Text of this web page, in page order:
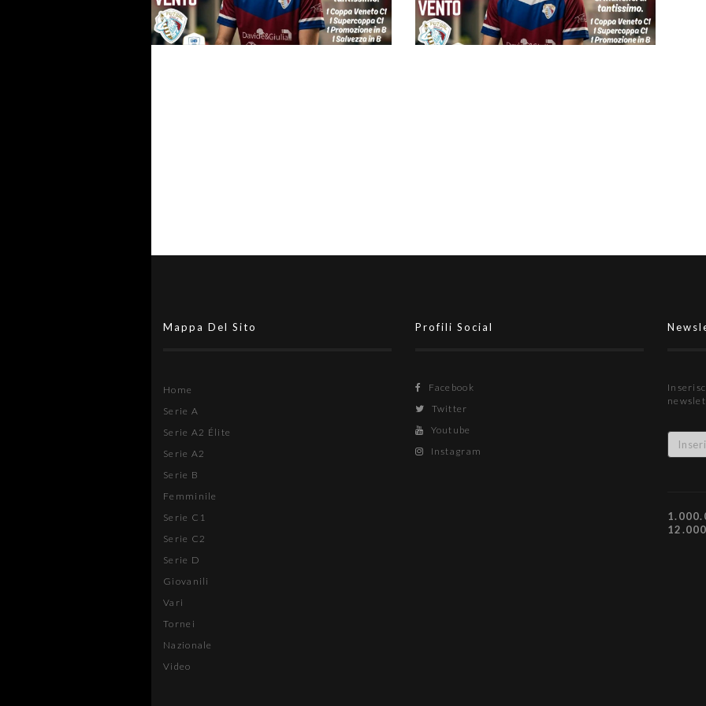
entry per lo Jesolo: preso Joshua
Quarta
panchina a Giuseppe Criscuolo.
Presentato anche il suo staff
Mappa Del Sito
Home
Serie A
Serie A2 Élite
Serie A2
Serie B
Femminile
Serie C1
Serie C2
Serie D
Giovanili
Vari
Tornei
Nazionale
Video
Profili Social
Facebook
Twitter
Youtube
Instagram